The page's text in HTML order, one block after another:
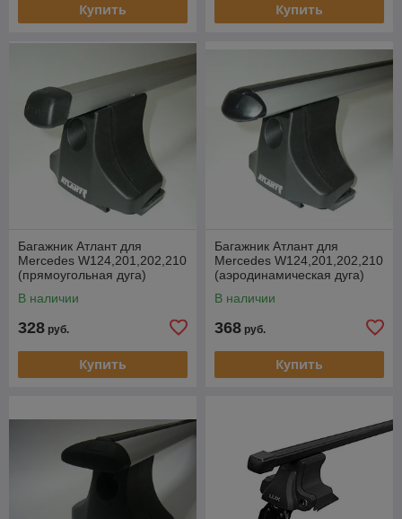
Купить Купить
Багажник Атлант для
Mercedes W124,201,202,210
(прямоугольная дуга)
В наличии
328 руб.
Купить
Багажник Атлант для
Mercedes W124,201,202,210
(аэродинамическая дуга)
В наличии
368 руб.
Купить